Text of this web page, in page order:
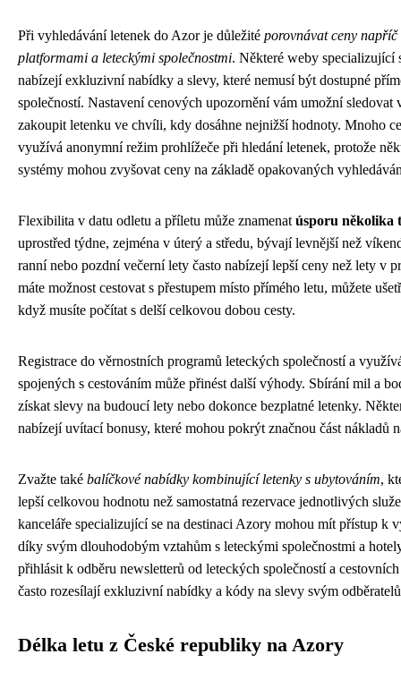
Při vyhledávání letenek do Azor je důležité porovnávat ceny
platformami a leteckými společnostmi. Některé weby specializující
nabízejí exkluzivní nabídky a slevy, které nemusí být dostupné
společností. Nastavení cenových upozornění vám umožní sledovat
zakoupit letenku ve chvíli, kdy dosáhne nejnižší hodnoty. Mnoho
využívá anonymní režim prohlížeče při hledání letenek, protože
systémy mohou zvyšovat ceny na základě opakovaných
Flexibilita v datu odletu a příletu může znamenat úsporu několika
uprostřed týdne, zejména v úterý a středu, bývají levnější než
ranní nebo pozdní večerní lety často nabízejí lepší ceny než lety v
máte možnost cestovat s přestupem místo přímého letu, můžete
když musíte počítat s delší celkovou dobou cesty.
Registrace do věrnostních programů leteckých společností a
spojených s cestováním může přinést další výhody. Sbírání mil a
získat slevy na budoucí lety nebo dokonce bezplatné letenky.
nabízejí uvítací bonusy, které mohou pokrýt značnou část nákladů
Zvažte také balíčkové nabídky kombinující letenky s ubytováním,
lepší celkovou hodnotu než samostatná rezervace jednotlivých
kanceláře specializující se na destinaci Azory mohou mít přístup k
díky svým dlouhodobým vztahům s leteckými společnostmi a
přihlásit k odběru newsletterů od leteckých společností a
často rozesílají exkluzivní nabídky a kódy na slevy svým
Délka letu z České republiky na Azory